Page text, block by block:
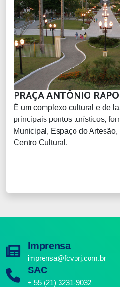
PRAÇA ANTÔNIO
É um complexo cultural e de
principais pontos turísticos,
Municipal, Espaço do
Centro Cultural.
Imprensa
imprensa@fcvbrj.com.br
SAC
+ 55 (21) 3231-9032